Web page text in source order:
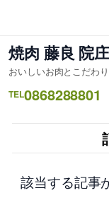
を
ス
キ
ッ
焼肉 藤良 院
おいしいお肉とこだわり
TEL0868288801
該当する記事